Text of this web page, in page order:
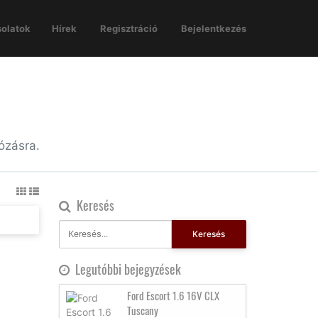
Hírek Regisztráció Bejelentkezés
Keresés
Keresés
Legutóbbi bejegyzések
Ford Escort 1.6 16V CLX
Tuscany